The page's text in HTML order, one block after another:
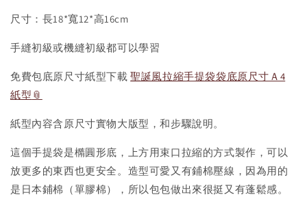
尺寸：長18*寬12*高16cm
手縫初級或機縫初級都可以學習
免費包底原尺寸紙型下載聖誕風拉縮手提袋袋底原尺寸Ａ4
紙型
紙型內容含原尺寸實物大版型，和步驟說明。
這個手提袋是橢圓形底，上方用束口拉縮的方式製作，可以
放更多的東西也更安全。造型可愛又有鋪棉壓線，因為用的
是日本鋪棉（單膠棉），所以包包做出來很挺又有蓬鬆感。